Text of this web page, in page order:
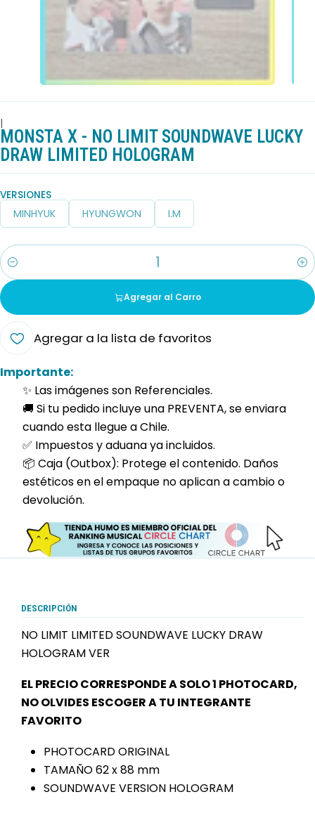
|
MONSTA X - NO LIMIT SOUNDWAVE LUCKY
DRAW LIMITED HOLOGRAM
VERSIONES
MINHYUK HYUNGWON I.M
Cantidad
Agregar al Carro
Agregar a la lista de favoritos
Importante:
✨ Las imágenes son Referenciales.
🚚 Si tu pedido incluye una PREVENTA, se enviara
cuando esta llegue a Chile.
✅ Impuestos y aduana ya incluidos.
📦 Caja (Outbox): Protege el contenido. Daños
estéticos en el empaque no aplican a cambio o
devolución.
DESCRIPCIÓN
NO LIMIT LIMITED SOUNDWAVE LUCKY DRAW
HOLOGRAM VER
EL PRECIO CORRESPONDE A SOLO 1 PHOTOCARD,
NO OLVIDES ESCOGER A TU INTEGRANTE
FAVORITO
PHOTOCARD ORIGINAL
TAMAÑO 62 x 88 mm
SOUNDWAVE VERSION HOLOGRAM